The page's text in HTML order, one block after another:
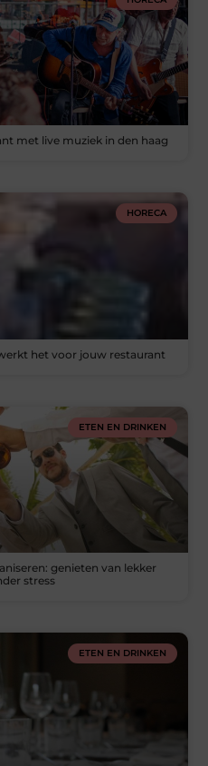
met live muziek in den haag
HORECA
het voor jouw restaurant
ETEN EN DRINKEN
genieten van lekker
stress
ETEN EN DRINKEN